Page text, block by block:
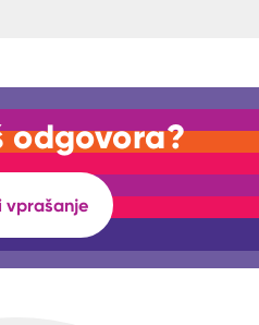
odgovora?
vprašanje